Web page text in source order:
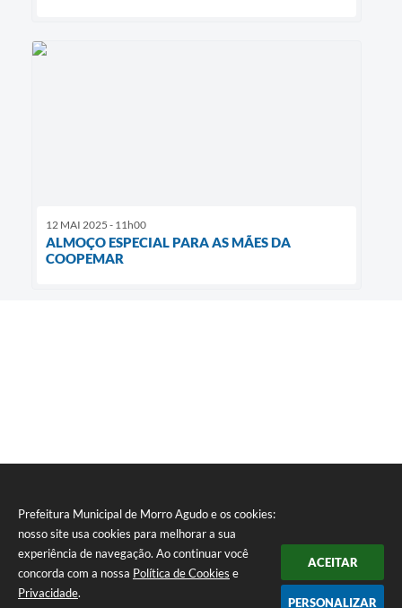
Prefeitura Municipal de Morro Agudo e os cookies:
nosso site usa cookies para melhorar a sua
experiência de navegação. Ao continuar você
concorda com a nossa Política de Cookies e
Privacidade.
ACEITAR
PERSONALIZAR
12 MAI 2025 - 11h00
ALMOÇO ESPECIAL PARA AS MÃES DA
COOPEMAR